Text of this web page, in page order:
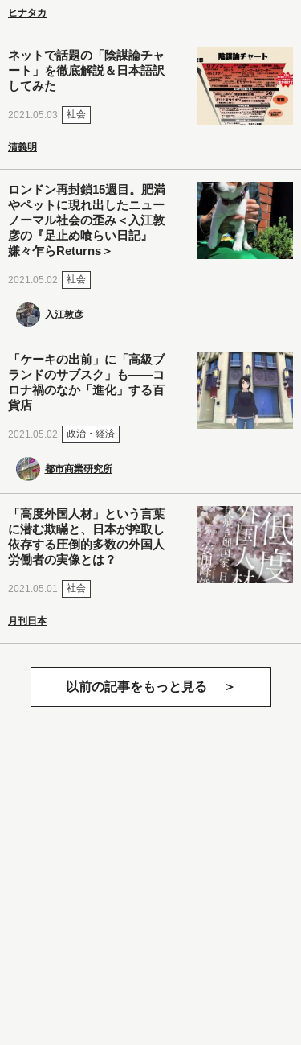
ヒナタカ
ネットで話題の「陰謀論チャ
ート」を徹底解説＆日本語訳
してみた
2021.05.03 社会
清義明
ロンドン再封鎖15週目。肥満
やペットに現れ出したニュー
ノーマル社会の歪み＜入江敦
彦の『足止め喰らい日記』
嫌々乍らReturns＞
2021.05.02 社会
入江敦彦
「ケーキの出前」に「高級ブ
ランドのサブスク」も――コ
ロナ禍のなか「進化」する百
貨店
2021.05.02 政治・経済
都市商業研究所
「高度外国人材」という言葉
に潜む欺瞞と、日本が搾取し
依存する圧倒的多数の外国人
労働者の実像とは？
2021.05.01 社会
月刊日本
以前の記事をもっと見る